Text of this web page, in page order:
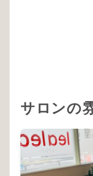
サロンの